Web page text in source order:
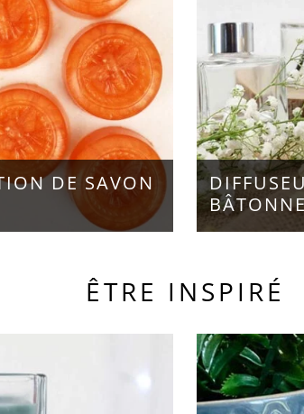
DE SAVON
ÊTRE INSPIRÉ